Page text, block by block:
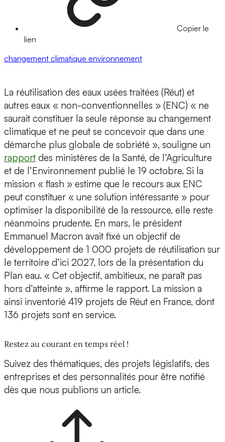
Copier le
lien
changement climatique environnement
La réutilisation des eaux usées traitées (Réut) et
autres eaux « non-conventionnelles » (ENC) « ne
saurait constituer la seule réponse au changement
climatique et ne peut se concevoir que dans une
démarche plus globale de sobriété », souligne un
rapport des ministères de la Santé, de l’Agriculture
et de l’Environnement publié le 19 octobre. Si la
mission « flash » estime que le recours aux ENC
peut constituer « une solution intéressante » pour
optimiser la disponibilité de la ressource, elle reste
néanmoins prudente. En mars, le président
Emmanuel Macron avait fixé un objectif de
développement de 1 000 projets de réutilisation sur
le territoire d’ici 2027, lors de la présentation du
Plan eau. « Cet objectif, ambitieux, ne paraît pas
hors d’atteinte », affirme le rapport. La mission a
ainsi inventorié 419 projets de Réut en France, dont
136 projets sont en service.
Restez au courant en temps réel !
Suivez des thématiques, des projets législatifs, des
entreprises et des personnalités pour être notifié
dès que nous publions un article.